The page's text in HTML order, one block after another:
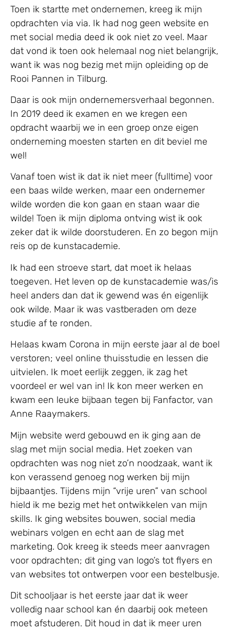
Toen ik startte met ondernemen, kreeg ik mijn
opdrachten via via. Ik had nog geen website en
met social media deed ik ook niet zo veel. Maar
dat vond ik toen ook helemaal nog niet belangrijk,
want ik was nog bezig met mijn opleiding op de
Rooi Pannen in Tilburg.
Daar is ook mijn ondernemersverhaal begonnen.
In 2019 deed ik examen en we kregen een
opdracht waarbij we in een groep onze eigen
onderneming moesten starten en dit beviel me
wel!
Vanaf toen wist ik dat ik niet meer (fulltime) voor
een baas wilde werken, maar een ondernemer
wilde worden die kon gaan en staan waar die
wilde! Toen ik mijn diploma ontving wist ik ook
zeker dat ik wilde doorstuderen. En zo begon mijn
reis op de kunstacademie.
Ik had een stroeve start, dat moet ik helaas
toegeven. Het leven op de kunstacademie was/is
heel anders dan dat ik gewend was én eigenlijk
ook wilde. Maar ik was vastberaden om deze
studie af te ronden.
Helaas kwam Corona in mijn eerste jaar al de boel
verstoren; veel online thuisstudie en lessen die
uitvielen. Ik moet eerlijk zeggen, ik zag het
voordeel er wel van in! Ik kon meer werken en
kwam een leuke bijbaan tegen bij Fanfactor, van
Anne Raaymakers.
Mijn website werd gebouwd en ik ging aan de
slag met mijn social media. Het zoeken van
opdrachten was nog niet zo’n noodzaak, want ik
kon verassend genoeg nog werken bij mijn
bijbaantjes. Tijdens mijn “vrije uren” van school
hield ik me bezig met het ontwikkelen van mijn
skills. Ik ging websites bouwen, social media
webinars volgen en echt aan de slag met
marketing. Ook kreeg ik steeds meer aanvragen
voor opdrachten; dit ging van logo’s tot flyers en
van websites tot ontwerpen voor een bestelbusje.
Dit schooljaar is het eerste jaar dat ik weer
volledig naar school kan én daarbij ook meteen
moet afstuderen. Dit houd in dat ik meer uren